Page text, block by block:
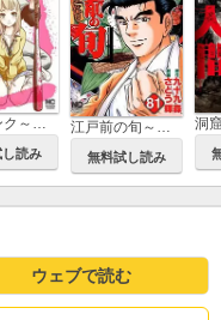
撲殺ピンク～性犯罪者処刑人～
読み
江戸前の旬～後編～（81巻～）
無料試し読み
洞
ウェブで読む